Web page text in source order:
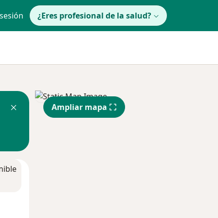
¿Eres profesional de la salud?
Ampliar mapa